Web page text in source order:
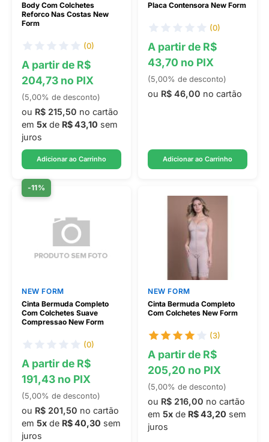
Body Com Colchetes
Reforco Nas Costas New
Form
(0)
A partir de R$
204,73 no PIX
(5,00% de desconto)
ou R$ 215,50 no cartão
em 5x de R$ 43,10 sem
juros
Adicionar ao Carrinho
Placa Contensora New Form
(0)
A partir de R$
43,70 no PIX
(5,00% de desconto)
ou R$ 46,00 no cartão
Adicionar ao Carrinho
-11%
NEW FORM
Cinta Bermuda Completo
Com Colchetes Suave
Compressao New Form
(0)
A partir de R$
191,43 no PIX
(5,00% de desconto)
ou R$ 201,50 no cartão
em 5x de R$ 40,30 sem
juros
NEW FORM
Cinta Bermuda Completo
Com Colchetes New Form
(3)
A partir de R$
205,20 no PIX
(5,00% de desconto)
ou R$ 216,00 no cartão
em 5x de R$ 43,20 sem
juros